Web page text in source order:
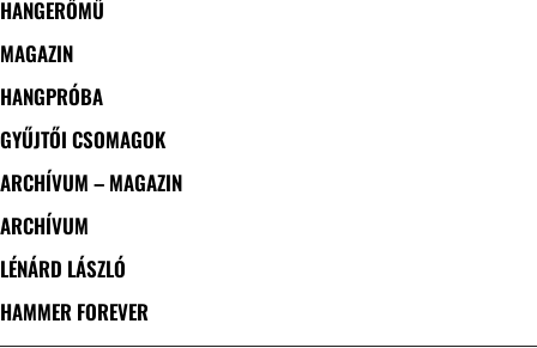
HANGERŐMŰ
MAGAZIN
HANGPRÓBA
GYŰJTŐI CSOMAGOK
ARCHÍVUM – MAGAZIN
ARCHÍVUM
LÉNÁRD LÁSZLÓ
HAMMER FOREVER